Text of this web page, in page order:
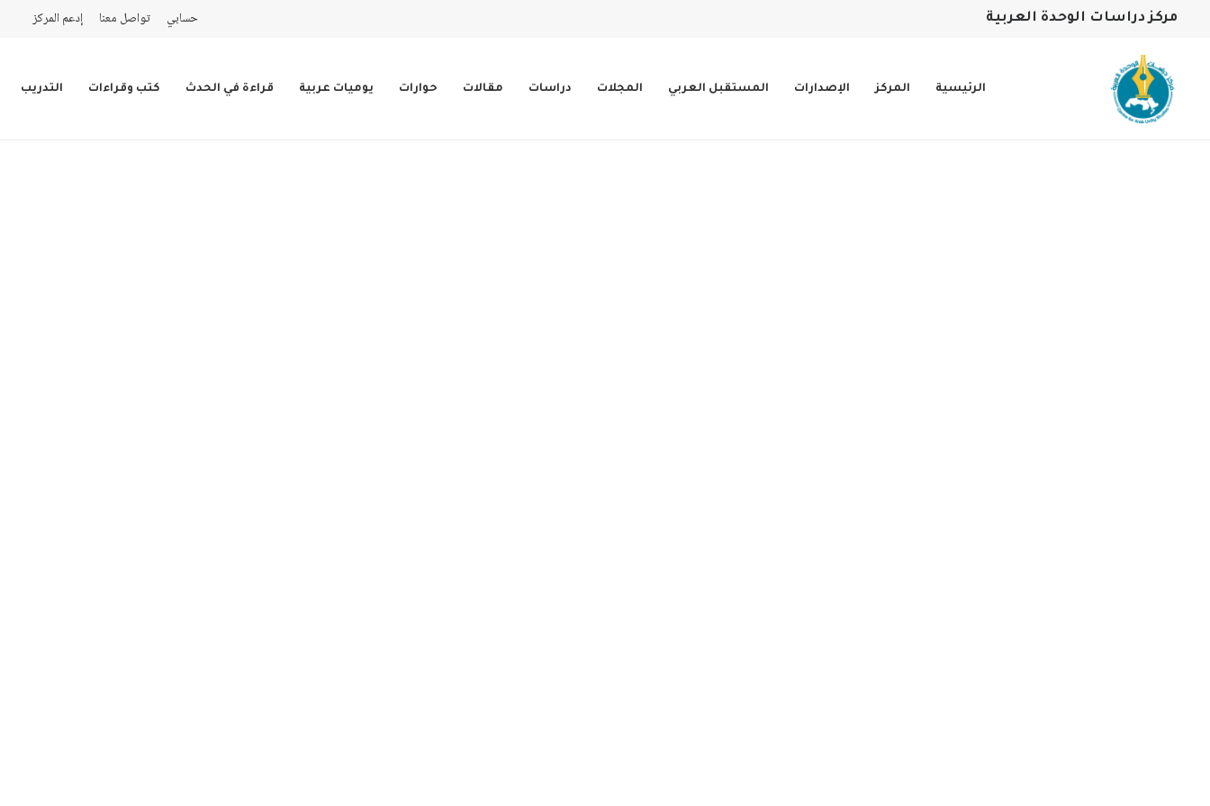
مركز دراسات الوحدة العربية حسابي تواصل معنا إدعم المركز
الرئيسية المركز الإصدارات المستقبل العربي المجلات دراسات مقالات حوارات يوميات عربية قراءة في الحدث كتب وقراءات التدريب